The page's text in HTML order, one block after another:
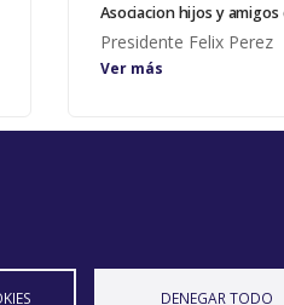
Asociacion hijos y amigos
Presidente Felix Perez
Ver más
DENEGAR TODO